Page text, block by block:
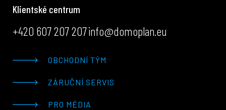
Klientské centrum
+420 607 207 207info@domoplan.eu
OBCHODNÍ TÝM
ZÁRUČNÍ SERVIS
PRO MÉDIA